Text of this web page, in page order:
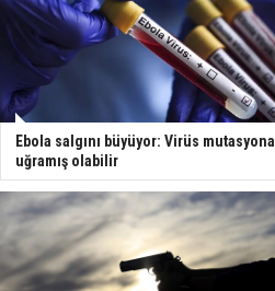
Ebola salgını büyüyor: Virüs mutasyona
uğramış olabilir